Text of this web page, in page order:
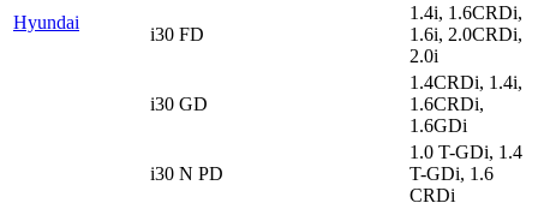
Hyundai
i30 FD
1.4i, 1.6CRDi,
1.6i, 2.0CRDi,
2.0i
i30 GD
1.4CRDi, 1.4i,
1.6CRDi,
1.6GDi
i30 N PD
1.0 T-GDi, 1.4
T-GDi, 1.6
CRDi